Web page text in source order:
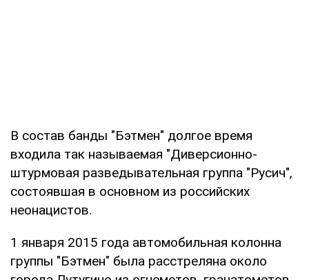
В состав банды "Бэтмен" долгое время
входила так называемая "Диверсионно-
штурмовая разведывательная группа "Русич",
состоявшая в основном из российских
неонацистов.
1 января 2015 года автомобильная колонна
группы "Бэтмен" была расстреляна около